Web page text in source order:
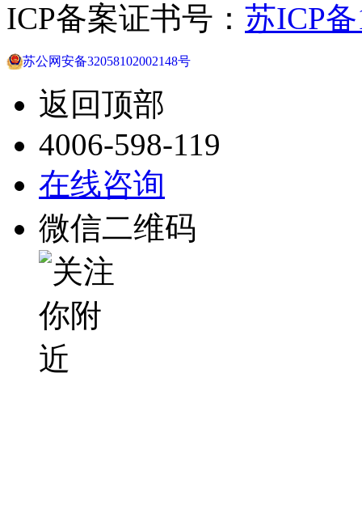
ICP备案证书号： 苏ICP
苏公网安备32058102002148号
返回顶部
4006-598-119
在线咨询
微信二维码